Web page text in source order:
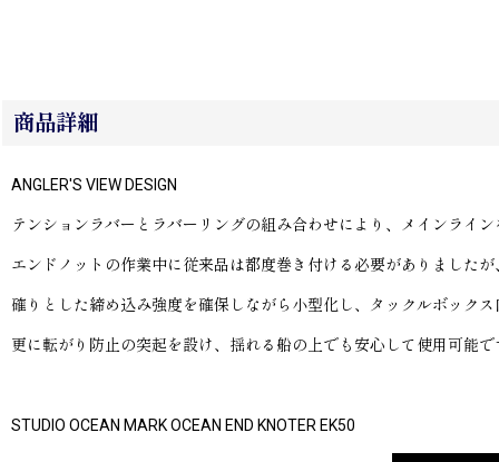
商品詳細
ANGLER'S VIEW DESIGN
テンションラバーとラバーリングの組み合わせにより、メインライ
エンドノットの作業中に従来品は都度巻き付ける必要がありました
確りとした締め込み強度を確保しながら小型化し、タックルボック
更に転がり防止の突起を設け、揺れる船の上でも安心して使用可能で
STUDIO OCEAN MARK OCEAN END KNOTER EK50